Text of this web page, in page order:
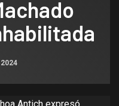
Antich expresó